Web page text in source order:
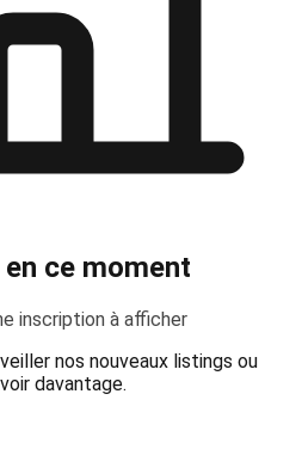
ce moment
inscription à afficher
nos nouveaux listings ou
davantage.